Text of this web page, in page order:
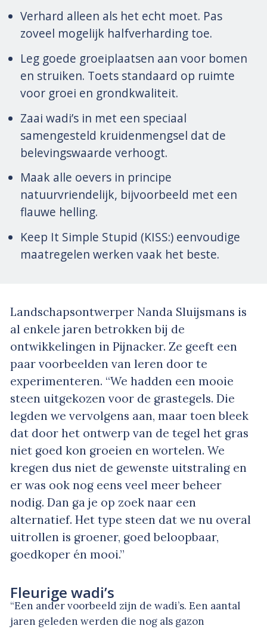
Verhard alleen als het echt moet. Pas
zoveel mogelijk halfverharding toe.
Leg goede groeiplaatsen aan voor bomen
en struiken. Toets standaard op ruimte
voor groei en grondkwaliteit.
Zaai wadi’s in met een speciaal
samengesteld kruidenmengsel dat de
belevingswaarde verhoogt.
Maak alle oevers in principe
natuurvriendelijk, bijvoorbeeld met een
flauwe helling.
Keep It Simple Stupid (KISS:) eenvoudige
maatregelen werken vaak het beste.
Landschapsontwerper Nanda Sluijsmans is
al enkele jaren betrokken bij de
ontwikkelingen in Pijnacker. Ze geeft een
paar voorbeelden van leren door te
experimenteren. “We hadden een mooie
steen uitgekozen voor de grastegels. Die
legden we vervolgens aan, maar toen bleek
dat door het ontwerp van de tegel het gras
niet goed kon groeien en wortelen. We
kregen dus niet de gewenste uitstraling en
er was ook nog eens veel meer beheer
nodig. Dan ga je op zoek naar een
alternatief. Het type steen dat we nu overal
uitrollen is groener, goed beloopbaar,
goedkoper én mooi.”
Fleurige wadi’s
“Een ander voorbeeld zijn de wadi’s. Een aantal
jaren geleden werden die nog als gazon